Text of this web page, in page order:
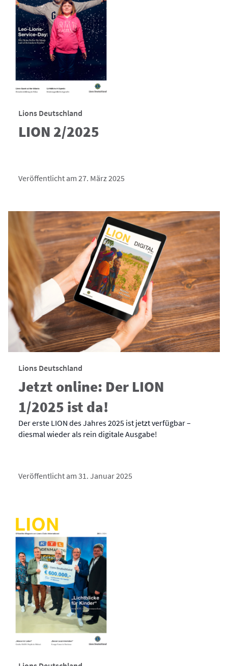
Lions Deutschland
LION 2/2025
Veröffentlicht am 27. März 2025
Lions Deutschland
Jetzt online: Der LION
1/2025 ist da!
Der erste LION des Jahres 2025 ist jetzt verfügbar –
diesmal wieder als rein digitale Ausgabe!
Veröffentlicht am 31. Januar 2025